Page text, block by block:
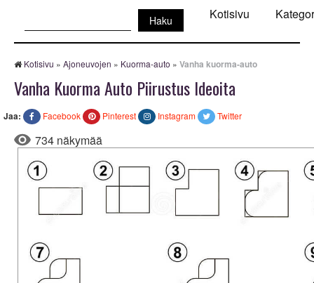
Kotisivu
Kotisivu » Ajoneuvojen » Kuorma-auto » Vanha kuorma-auto
Vanha Kuorma Auto Piirustus Ideoita
Jaa: Facebook Pinterest Instagram Twitter
734 näkymää